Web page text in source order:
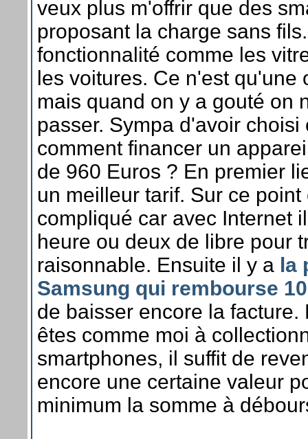
veux plus m'offrir que des
proposant la charge sans
fonctionnalité comme les
les voitures. Ce n'est qu'une
mais quand on y a gouté on
passer. Sympa d'avoir choisi
comment financer un
de 960 Euros ? En premier
un meilleur tarif. Sur ce
compliqué car avec Internet
heure ou deux de libre pour
raisonnable. Ensuite il y a la
Samsung qui rembourse
de baisser encore la facture.
êtes comme moi à
smartphones, il suffit de
encore une certaine valeur
minimum la somme à